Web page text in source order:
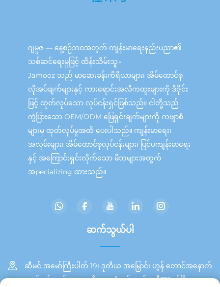
ဂျမူဇ — နေ့စဉ်ဘဝအတွက် ကျန်းမာရေးနည်းပညာ၏
သစ်ဆင်ရေးမှုဖြင့် ထိန်းသိမ်းသူ。
Jamooz သည် မာဆေးခန်းကိရိယာများ၊ အိမ်ထောင်စု
လိုအပ်ချက်များနှင့် ကားရောင်းအလီကထူးများကို ဒီဇိုင်း
ဖြင့် ထုတ်လုပ်သော လုပ်ငန်းရှင်ဖြစ်သည်။ ငါတို့သည်
ကွဲပြားသော OEM/ODM ဖြေရှင်းချက်များကို ကဗျာစံ
များမှ ထုတ်လုပ်မှုအထိ ပေးပါသည်။ ကျန်းမာရေး၊
အလှမ်းများ၊ အိမ်ထောင်စုလုပ်ငန်းများ၊ ပြင်ပကျန်းမာရေး
နှင့် အကြောင်းရှင်းလိုက်သော မိဘများအတွက်
အpecializing ထားသည်။
ဆက်သွယ်ပါ
ဆီမင် အမော်ကြီးပါတ် 19၊ ဒုတိယ အမြှောင်၊ ဟွန် တောင်အနောက်
ဘက် ပင်လယ်အရှေ့ ဧရိယာ၊ တုံအင် ကျွန်း၊ ဆီযံမင်မြို့